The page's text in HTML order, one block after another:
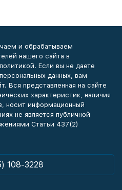
и обрабатываем
нашего сайта в
Если вы не даете
данных, вам
Вся представленная на сайте
характеристик, наличия
носит информационный
не является публичной
Статьи 437(2)
108-3228